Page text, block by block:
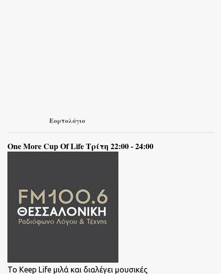
Εορτολόγιο
One More Cup Of Life Τρίτη 22:00 - 24:00
To Keep Life μιλά και διαλέγει μουσικές